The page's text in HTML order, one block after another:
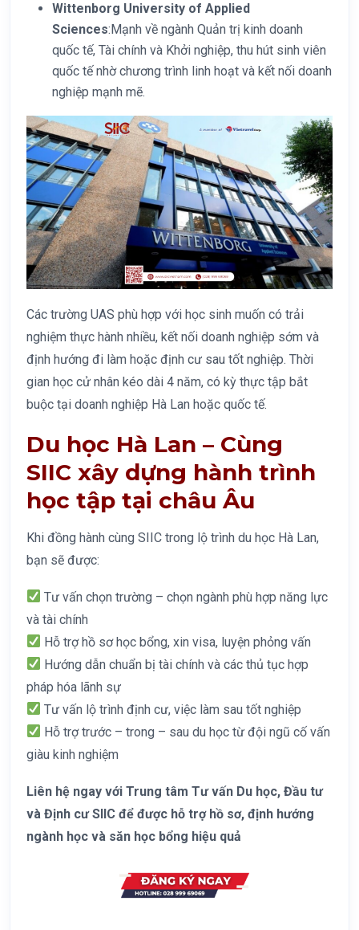
Wittenborg University of Applied
Sciences:Mạnh về ngành Quản trị kinh doanh
quốc tế, Tài chính và Khởi nghiệp, thu hút sinh viên
quốc tế nhờ chương trình linh hoạt và kết nối doanh
nghiệp mạnh mẽ.
Các trường UAS phù hợp với học sinh muốn có trải
nghiệm thực hành nhiều, kết nối doanh nghiệp sớm và
định hướng đi làm hoặc định cư sau tốt nghiệp. Thời
gian học cử nhân kéo dài 4 năm, có kỳ thực tập bắt
buộc tại doanh nghiệp Hà Lan hoặc quốc tế.
Du học Hà Lan – Cùng
SIIC xây dựng hành trình
học tập tại châu Âu
Khi đồng hành cùng SIIC trong lộ trình du học Hà Lan,
bạn sẽ được:
Tư vấn chọn trường – chọn ngành phù hợp năng lực
và tài chính
Hỗ trợ hồ sơ học bổng, xin visa, luyện phỏng vấn
Hướng dẫn chuẩn bị tài chính và các thủ tục hợp
pháp hóa lãnh sự
Tư vấn lộ trình định cư, việc làm sau tốt nghiệp
Hỗ trợ trước – trong – sau du học từ đội ngũ cố vấn
giàu kinh nghiệm
Liên hệ ngay với Trung tâm Tư vấn Du học, Đầu tư
và Định cư SIIC để được hỗ trợ hồ sơ, định hướng
ngành học và săn học bổng hiệu quả